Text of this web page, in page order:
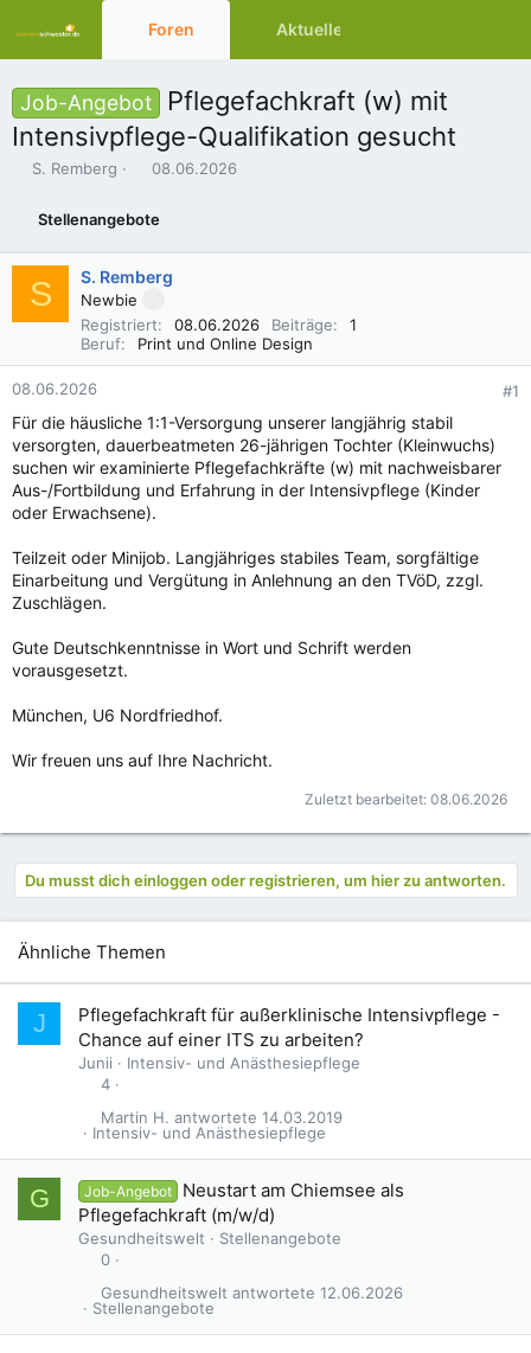
Foren Aktuelles
Job-Angebot
Pflegefachkraft (w) mit
Intensivpflege-Qualifikation gesucht
E
e
l
S. Remberg
E
t
e
l
t
a
08.06.2026
Stellenangebote
S S. Remberg
Newbie
Registriert
08.06.2026 Beiträge
1
Beruf
Print und Online Design
08.06.2026 #1
Für die häusliche 1:1-Versorgung unserer langjährig stabil
versorgten, dauerbeatmeten 26-jährigen Tochter (Kleinwuchs)
suchen wir examinierte Pflegefachkräfte (w) mit nachweisbarer
Aus-/Fortbildung und Erfahrung in der Intensivpflege (Kinder
oder Erwachsene).
Teilzeit oder Minijob. Langjähriges stabiles Team, sorgfältige
Einarbeitung und Vergütung in Anlehnung an den TVöD, zzgl.
Zuschlägen.
Gute Deutschkenntnisse in Wort und Schrift werden
vorausgesetzt.
München, U6 Nordfriedhof.
Wir freuen uns auf Ihre Nachricht.
Zuletzt bearbeitet: 08.06.2026
Du musst dich einloggen oder registrieren, um hier zu antworten.
Ähnliche Themen
J
Pflegefachkraft für außerklinische Intensivpflege -
Chance auf einer ITS zu arbeiten?
Junii
Intensiv- und Anästhesiepflege
4
Intensiv- und Anästhesiepflege
14.03.2019
Martin H.
G Job-Angebot
Neustart am Chiemsee als
Pflegefachkraft (m/w/d)
Gesundheitswelt
Stellenangebote
0
Stellenangebote
12.06.2026
Gesundheitswelt